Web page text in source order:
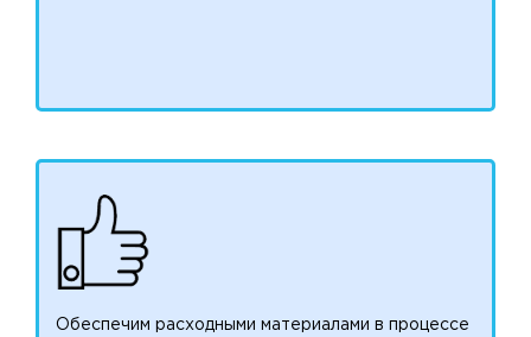
Обеспечим расходными материалами в процессе